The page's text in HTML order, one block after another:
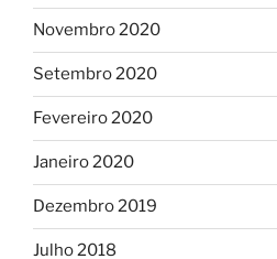
Novembro 2020
Setembro 2020
Fevereiro 2020
Janeiro 2020
Dezembro 2019
Julho 2018